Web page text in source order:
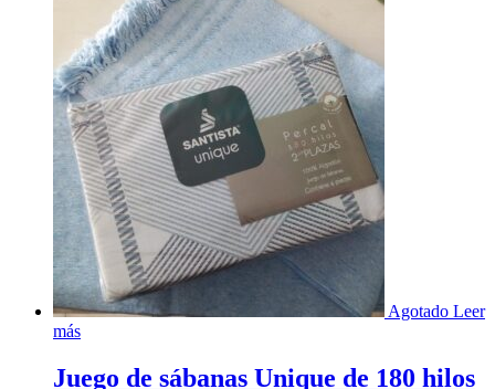
Agotado Leer
más
Juego de sábanas Unique de 180 hilos